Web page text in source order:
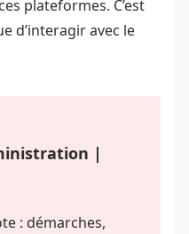
plateformes. C’est
d’interagir avec le
|
: démarches,